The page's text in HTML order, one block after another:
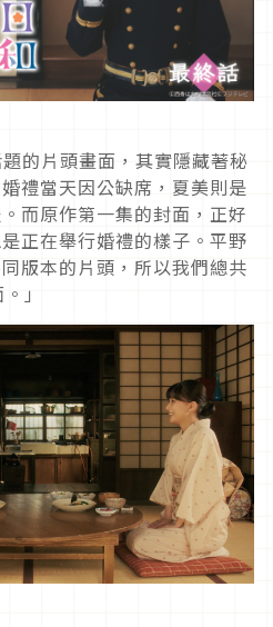
的片頭畫面，其實隱藏著秘
禮當天因公缺席，夏美則是
而原作第一集的封面，正好
正在舉行婚禮的樣子。平野
版本的片頭，所以我們總共
」